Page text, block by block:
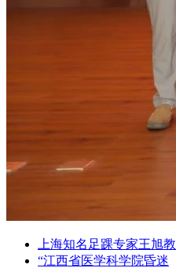
上海知名足踝专家王旭教
“江西省医学科学院昏迷